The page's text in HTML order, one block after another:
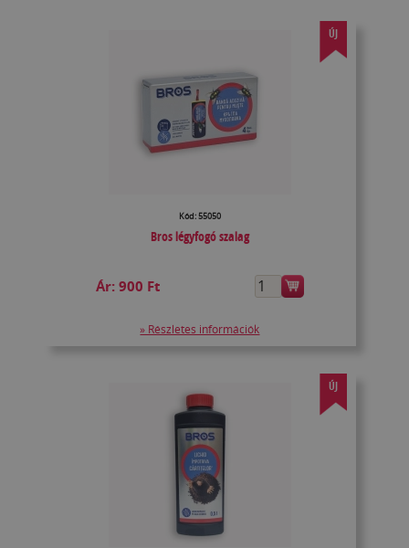
ÚJ
Kód: 55050
Bros légyfogó szalag
Ár: 900 Ft
» Részletes információk
ÚJ